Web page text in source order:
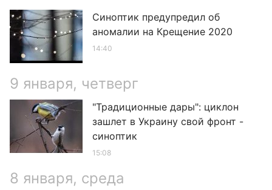
Синоптик предупредил об
аномалии на Крещение 2020
14:40
9 января, четверг
"Традиционные дары": циклон
зашлет в Украину свой фронт -
синоптик
15:08
8 января, среда